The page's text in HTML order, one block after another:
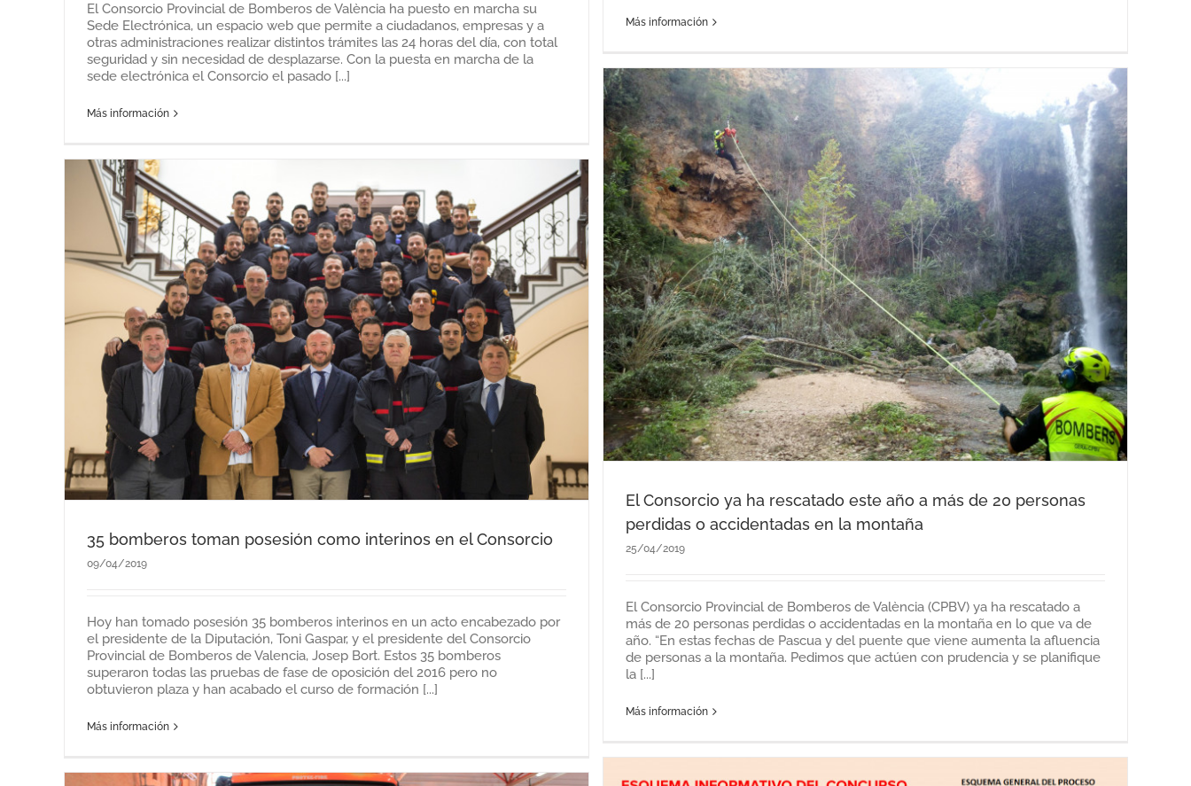
El Consorcio Provincial de Bomberos de València ha puesto en marcha su
Sede Electrónica, un espacio web que permite a ciudadanos, empresas y a
otras administraciones realizar distintos trámites las 24 horas del día, con total
seguridad y sin necesidad de desplazarse. Con la puesta en marcha de la
sede electrónica el Consorcio el pasado [...]
Más información
Más información
El Consorcio ya ha rescatado este año a más de 20
personas perdidas o accidentadas en la montaña
Noticias recientes
El Consorcio ya ha rescatado este año a más de 20 personas
perdidas o accidentadas en la montaña
25/04/2019
El Consorcio Provincial de Bomberos de València (CPBV) ya ha rescatado a
más de 20 personas perdidas o accidentadas en la montaña en lo que va de
año. “En estas fechas de Pascua y del puente que viene aumenta la afluencia
de personas a la montaña. Pedimos que actúen con prudencia y se planifique
la [...]
Más información
35 bomberos toman posesión como interinos en el Consorcio
09/04/2019
Hoy han tomado posesión 35 bomberos interinos en un acto encabezado por
el presidente de la Diputación, Toni Gaspar, y el presidente del Consorcio
Provincial de Bomberos de Valencia, Josep Bort. Estos 35 bomberos
superaron todas las pruebas de fase de oposición del 2016 pero no
obtuvieron plaza y han acabado el curso de formación [...]
Más información